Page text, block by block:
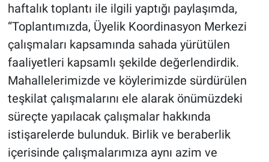
haftalık toplantı ile ilgili yaptığı paylaşımda,
“Toplantımızda, Üyelik Koordinasyon Merkezi
çalışmaları kapsamında sahada yürütülen
faaliyetleri kapsamlı şekilde değerlendirdik.
Mahallelerimizde ve köylerimizde sürdürülen
teşkilat çalışmalarını ele alarak önümüzdeki
süreçte yapılacak çalışmalar hakkında
istişarelerde bulunduk. Birlik ve beraberlik
içerisinde çalışmalarımıza aynı azim ve